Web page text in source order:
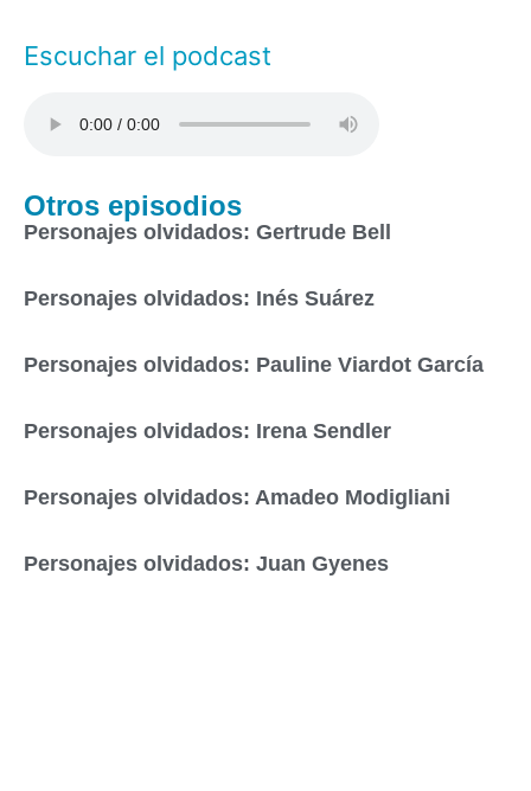
Escuchar el podcast
Otros episodios
Personajes olvidados: Gertrude Bell
Personajes olvidados: Inés Suárez
Personajes olvidados: Pauline Viardot García
Personajes olvidados: Irena Sendler
Personajes olvidados: Amadeo Modigliani
Personajes olvidados: Juan Gyenes